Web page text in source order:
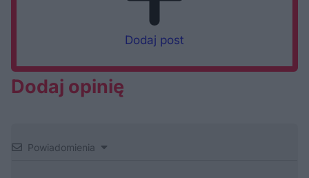
Dodaj post
Dodaj opinię
Powiadomienia